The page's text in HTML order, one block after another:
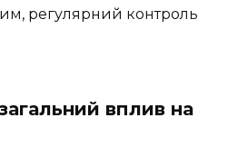
регулярний контроль
вплив на